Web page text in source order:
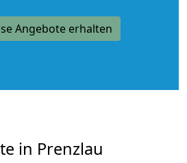
Angebote erhalten
in Prenzlau